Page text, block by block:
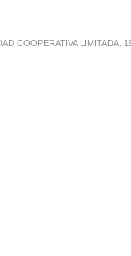
COOPERATIVA LIMITADA.